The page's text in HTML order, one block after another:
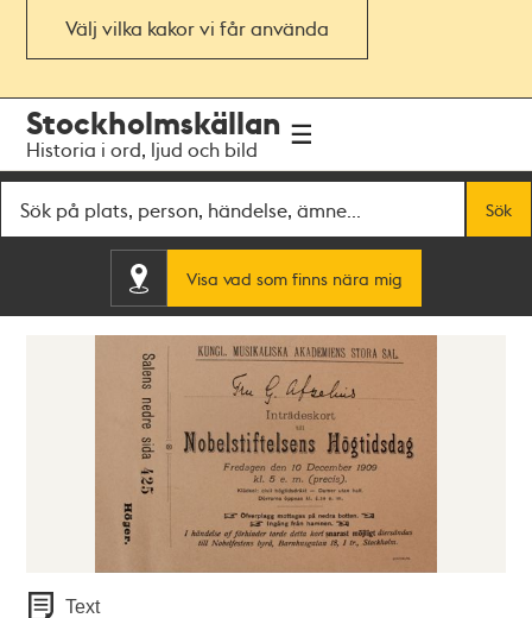
Välj vilka kakor vi får använda
navigationen
huvudinnehållet
Stockholmskällan
Historia i ord, ljud och bild
Sök
Visa vad som finns nära mig
Text